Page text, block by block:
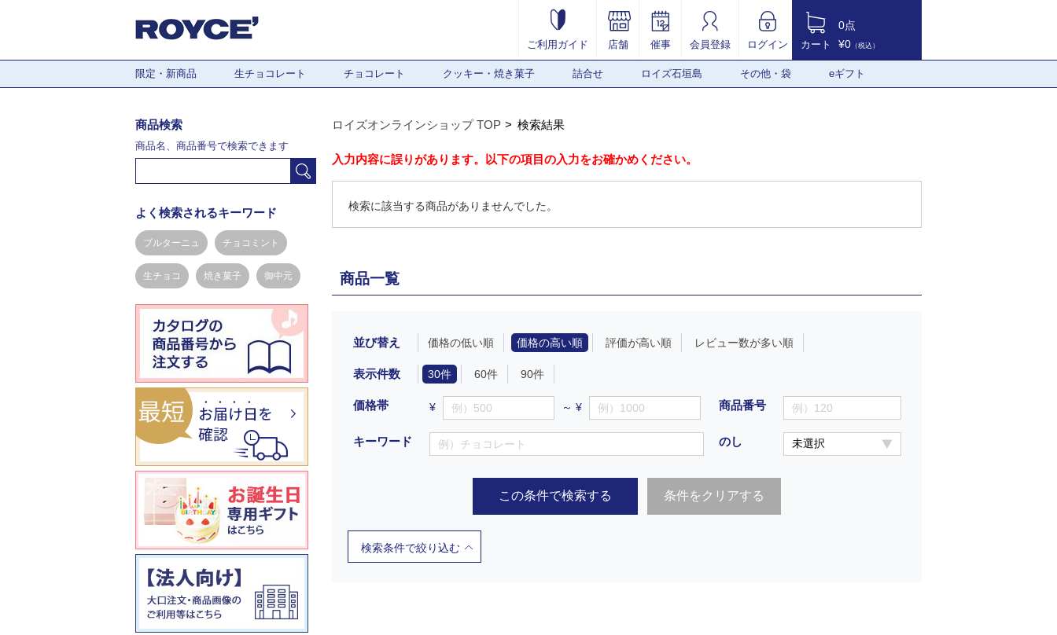
ご利用ガイド 店舗 催事 会員登録 ログイン カート
0点
¥0 （税込）
限定・新商品 生チョコレート チョコレート クッキー・焼き菓子 詰合せ ロイズ石垣島 その他・袋 eギフト
ロイズオンラインショップ TOP 検索結果
入力内容に誤りがあります。以下の項目の入力をお確かめください。
検索に該当する商品がありませんでした。
商品一覧
並び替え 価格の低い順 価格の高い順 評価が高い順 レビュー数が多い順
表示件数 30件 60件 90件
価格帯 ¥ ～ ¥
キーワード
商品番号
のし
この条件で検索する 条件をクリアする
検索条件で絞り込む
商品検索
商品名、商品番号で検索できます
よく検索されるキーワード
ブルターニュ チョコミント
生チョコ 焼き菓子 御中元